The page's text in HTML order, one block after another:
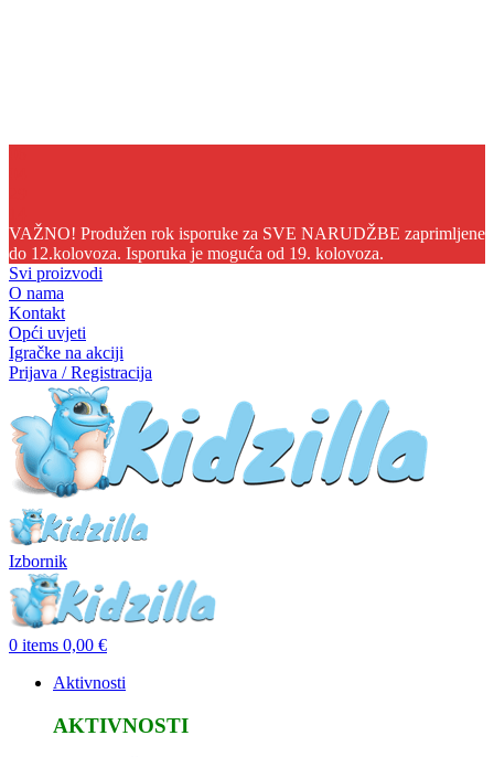
VAŽNO! Produžen rok isporuke za SVE NARUDŽBE zaprimljene
do 12.kolovoza. Isporuka je moguća od 19. kolovoza.
Svi proizvodi
O nama
Kontakt
Opći uvjeti
Igračke na akciji
Prijava / Registracija
Izbornik
0 items 0,00 €
Aktivnosti
AKTIVNOSTI